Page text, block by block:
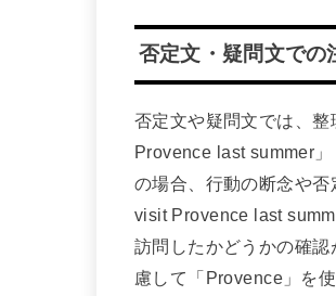
否定文・疑問文での
否定文や疑問文では、
Provence last summer
の場合、行動の断念や
visit Provence last
訪問したかどうかの確
慮して「Provence」を